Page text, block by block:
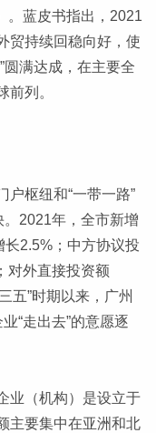
。蓝皮书指出，2021
贸持续回稳向好，使
圆满达成，在主要全
前列。
枢纽和“一带一路”
。2021年，全市新增
2.5%；中方协议投
对外直接投资额
五”时期以来，广州
“走出去”的意愿逐
业（机构）是设立于
主要集中在亚洲和北